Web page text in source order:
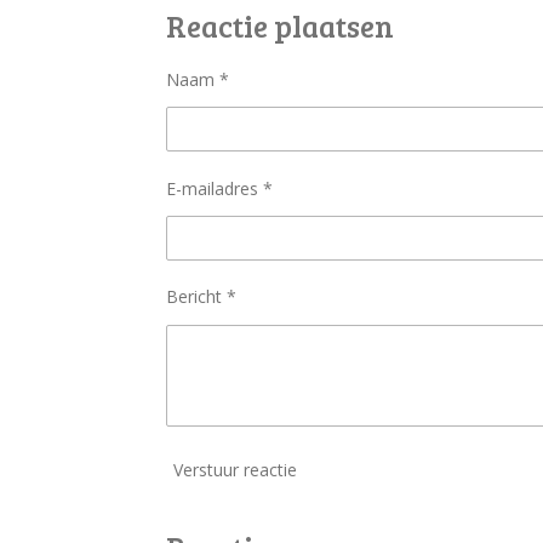
n
e
Reactie plaatsen
Naam *
E-mailadres *
Bericht *
Verstuur reactie